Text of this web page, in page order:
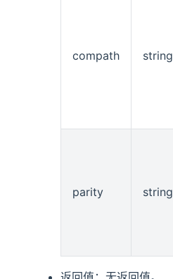
compath string
parity string